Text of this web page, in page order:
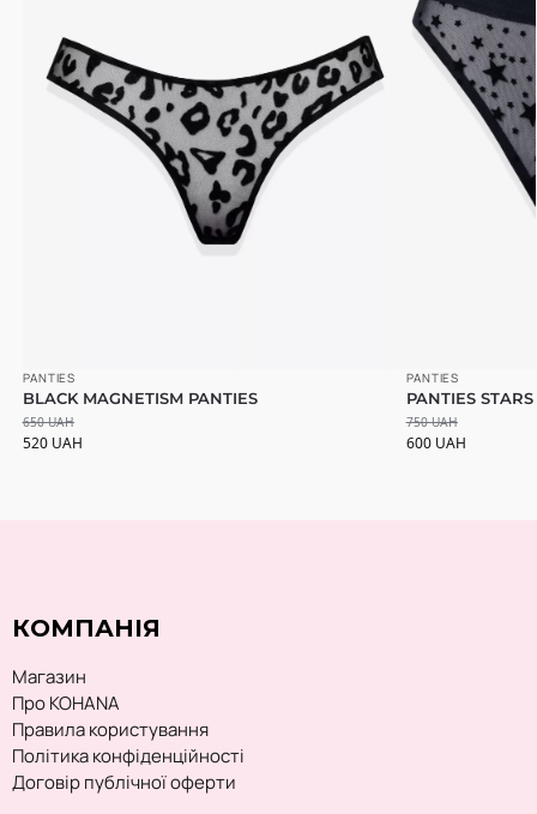
PANTIES
BLACK MAGNETISM PANTIES
650UAH
520 UAH
PANTIES
PANTIES STARS
750UAH
600 UAH
КОМПАНІЯ
Магазин
Про KOHANA
Правила користування
Політика конфіденційності
Договір публічної оферти